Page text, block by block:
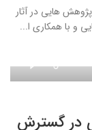
هایی در آثار
و با همکاری ا...
در گسترش